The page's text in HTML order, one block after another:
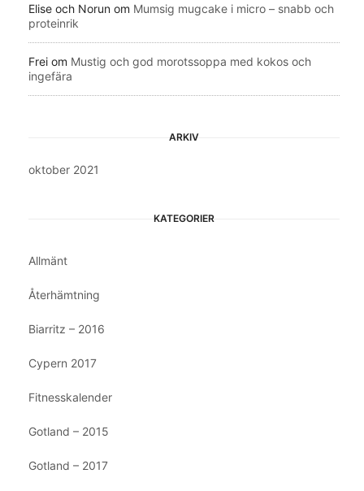
Elise och Norun om Mumsig mugcake i micro – snabb och
proteinrik
Frei om Mustig och god morotssoppa med kokos och
ingefära
ARKIV
oktober 2021
KATEGORIER
Allmänt
Återhämtning
Biarritz – 2016
Cypern 2017
Fitnesskalender
Gotland – 2015
Gotland – 2017